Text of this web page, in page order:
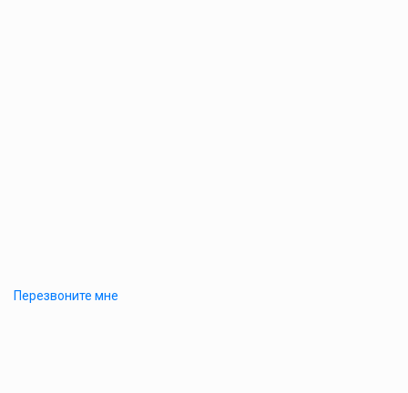
Перезвоните мне